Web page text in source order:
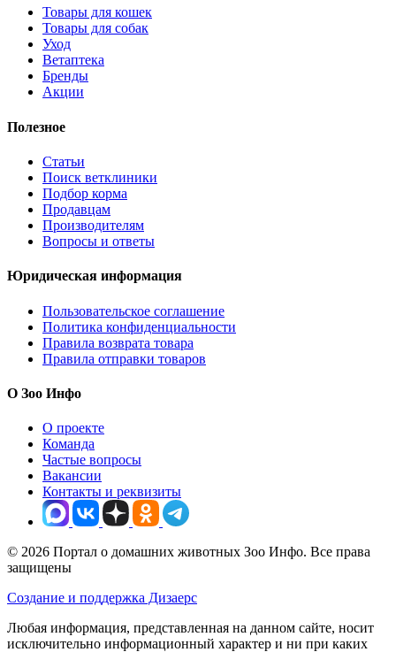
Товары для кошек
Товары для собак
Уход
Ветаптека
Бренды
Акции
Полезное
Статьи
Поиск ветклиники
Подбор корма
Продавцам
Производителям
Вопросы и ответы
Юридическая информация
Пользовательское соглашение
Политика конфиденциальности
Правила возврата товара
Правила отправки товаров
О Зоо Инфо
О проекте
Команда
Частые вопросы
Вакансии
Контакты и реквизиты
© 2026 Портал о домашних животных Зоо Инфо. Все права
защищены
Создание и поддержка Дизаерс
Любая информация, представленная на данном сайте, носит
исключительно информационный характер и ни при каких